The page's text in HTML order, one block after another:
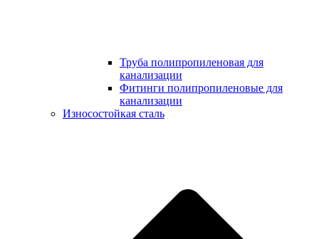
Труба полипропиленовая для
канализации
Фитинги полипропиленовые для
канализации
Износостойкая сталь